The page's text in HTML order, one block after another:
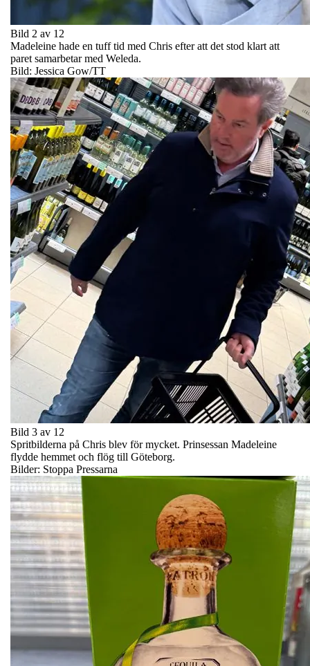
Bild 2 av 12
Madeleine hade en tuff tid med Chris efter att det stod klart att
paret samarbetar med Weleda.
Bild: Jessica Gow/TT
Bild 3 av 12
Spritbilderna på Chris blev för mycket. Prinsessan Madeleine
flydde hemmet och flög till Göteborg.
Bilder: Stoppa Pressarna